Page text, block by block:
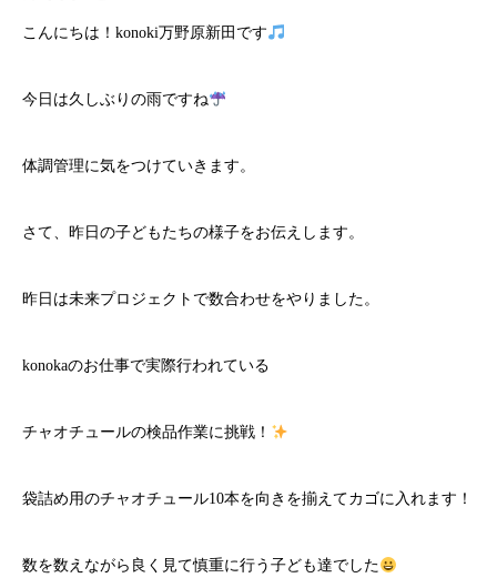
こんにちは！konoki万野原新田です
今日は久しぶりの雨ですね
体調管理に気をつけていきます。
さて、昨日の子どもたちの様子をお伝えします。
昨日は未来プロジェクトで数合わせをやりました。
konokaのお仕事で実際行われている
チャオチュールの検品作業に挑戦！
袋詰め用のチャオチュール10本を向きを揃えてカゴに入れます！
数を数えながら良く見て慎重に行う子ども達でした